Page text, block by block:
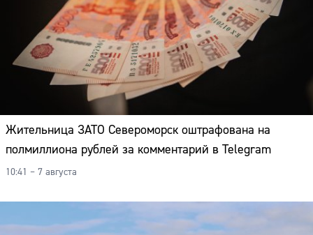
Жительница ЗАТО Североморск оштрафована на
полмиллиона рублей за комментарий в Telegram
10:41 – 7 августа
Адрес:
Телефон: